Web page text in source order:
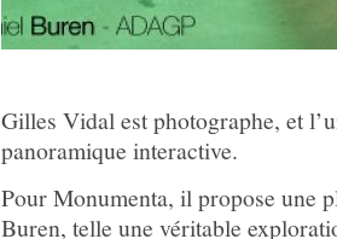
Gilles Vidal est photographe, et
panoramique interactive.
Pour Monumenta, il propose une
Buren, telle une véritable